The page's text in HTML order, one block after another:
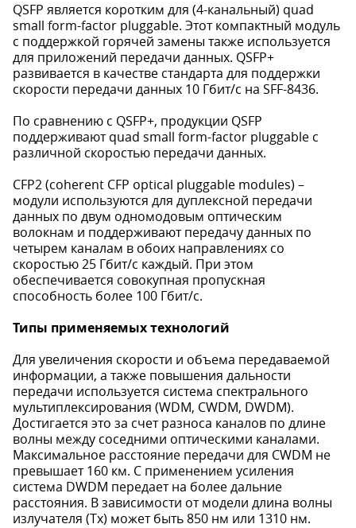
QSFP является коротким для (4-канальный) quad
small form-factor pluggable. Этот компактный модуль
с поддержкой горячей замены также используется
для приложений передачи данных. QSFP+
развивается в качестве стандарта для поддержки
скорости передачи данных 10 Гбит/с на SFF-8436.
По сравнению с QSFP+, продукции QSFP
поддерживают quad small form-factor pluggable с
различной скоростью передачи данных.
СFP2 (coherent CFP optical pluggable modules) –
модули используются для дуплексной передачи
данных по двум одномодовым оптическим
волокнам и поддерживают передачу данных по
четырем каналам в обоих направлениях со
скоростью 25 Гбит/с каждый. При этом
обеспечивается совокупная пропускная
способность более 100 Гбит/с.
Типы применяемых технологий
Для увеличения скорости и объема передаваемой
информации, а также повышения дальности
передачи используется система спектрального
мультиплексирования (WDM, CWDM, DWDM).
Достигается это за счет разноса каналов по длине
волны между соседними оптическими каналами.
Максимальное расстояние передачи для CWDM не
превышает 160 км. С применением усиления
система DWDM передает на более дальние
расстояния. В зависимости от модели длина волны
излучателя (Тх) может быть 850 нм или 1310 нм.